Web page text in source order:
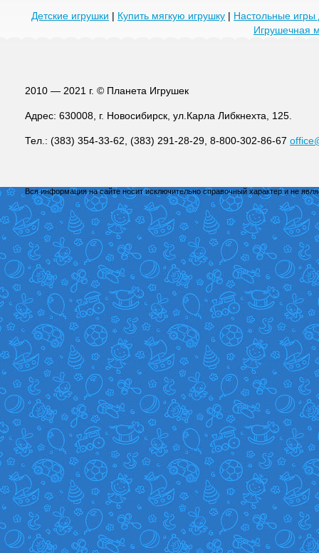
Детские игрушки | Купить мягкую игрушку | Настольные игры
Игрушечная
2010 — 2021 г. © Планета Игрушек
Адрес: 630008, г. Новосибирск, ул.Карла Либкнехта, 125.
Тел.: (383) 354-33-62, (383) 291-28-29, 8-800-302-86-67
Вся информация на сайте носит исключительно справочный характер и не